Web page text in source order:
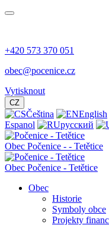
+420 573 370 051
obec@pocenice.cz
Vytisknout
CZ
Čeština English
Espanol
русский
Obec Počenice - - Tetětice
Obec Počenice - Tetětice
Obec
Historie
Symboly obce
Projekty